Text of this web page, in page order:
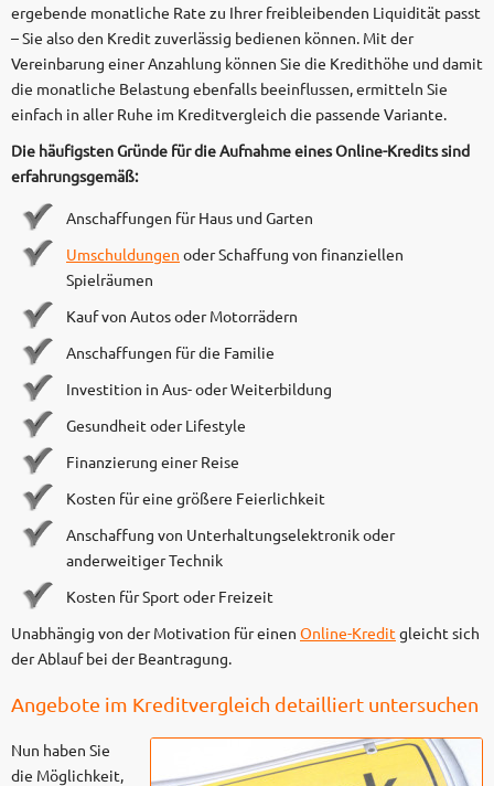
ergebende monatliche Rate zu Ihrer freibleibenden Liquidität passt
– Sie also den Kredit zuverlässig bedienen können. Mit der
Vereinbarung einer Anzahlung können Sie die Kredithöhe und damit
die monatliche Belastung ebenfalls beeinflussen, ermitteln Sie
einfach in aller Ruhe im Kreditvergleich die passende Variante.
Die häufigsten Gründe für die Aufnahme eines Online-Kredits sind
erfahrungsgemäß:
Anschaffungen für Haus und Garten
Umschuldungen oder Schaffung von finanziellen
Spielräumen
Kauf von Autos oder Motorrädern
Anschaffungen für die Familie
Investition in Aus- oder Weiterbildung
Gesundheit oder Lifestyle
Finanzierung einer Reise
Kosten für eine größere Feierlichkeit
Anschaffung von Unterhaltungselektronik oder
anderweitiger Technik
Kosten für Sport oder Freizeit
Unabhängig von der Motivation für einen Online-Kreditgleicht sich
der Ablauf bei der Beantragung.
Angebote im Kreditvergleich detailliert untersuchen
Nun haben Sie
die Möglichkeit,